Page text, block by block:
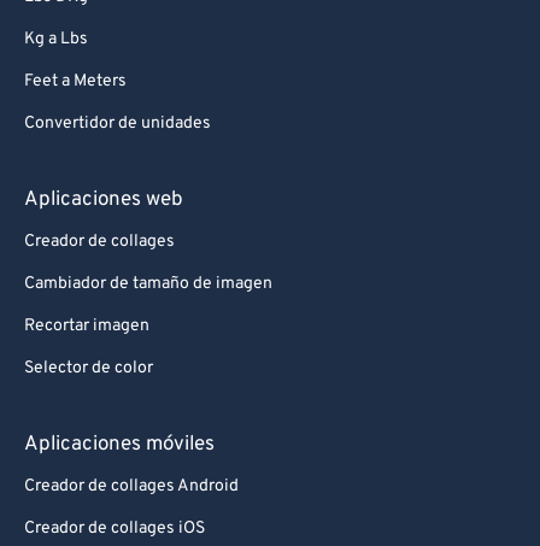
Kg a Lbs
Feet a Meters
Convertidor de unidades
Aplicaciones web
Creador de collages
Cambiador de tamaño de imagen
Recortar imagen
Selector de color
Aplicaciones móviles
Creador de collages Android
Creador de collages iOS